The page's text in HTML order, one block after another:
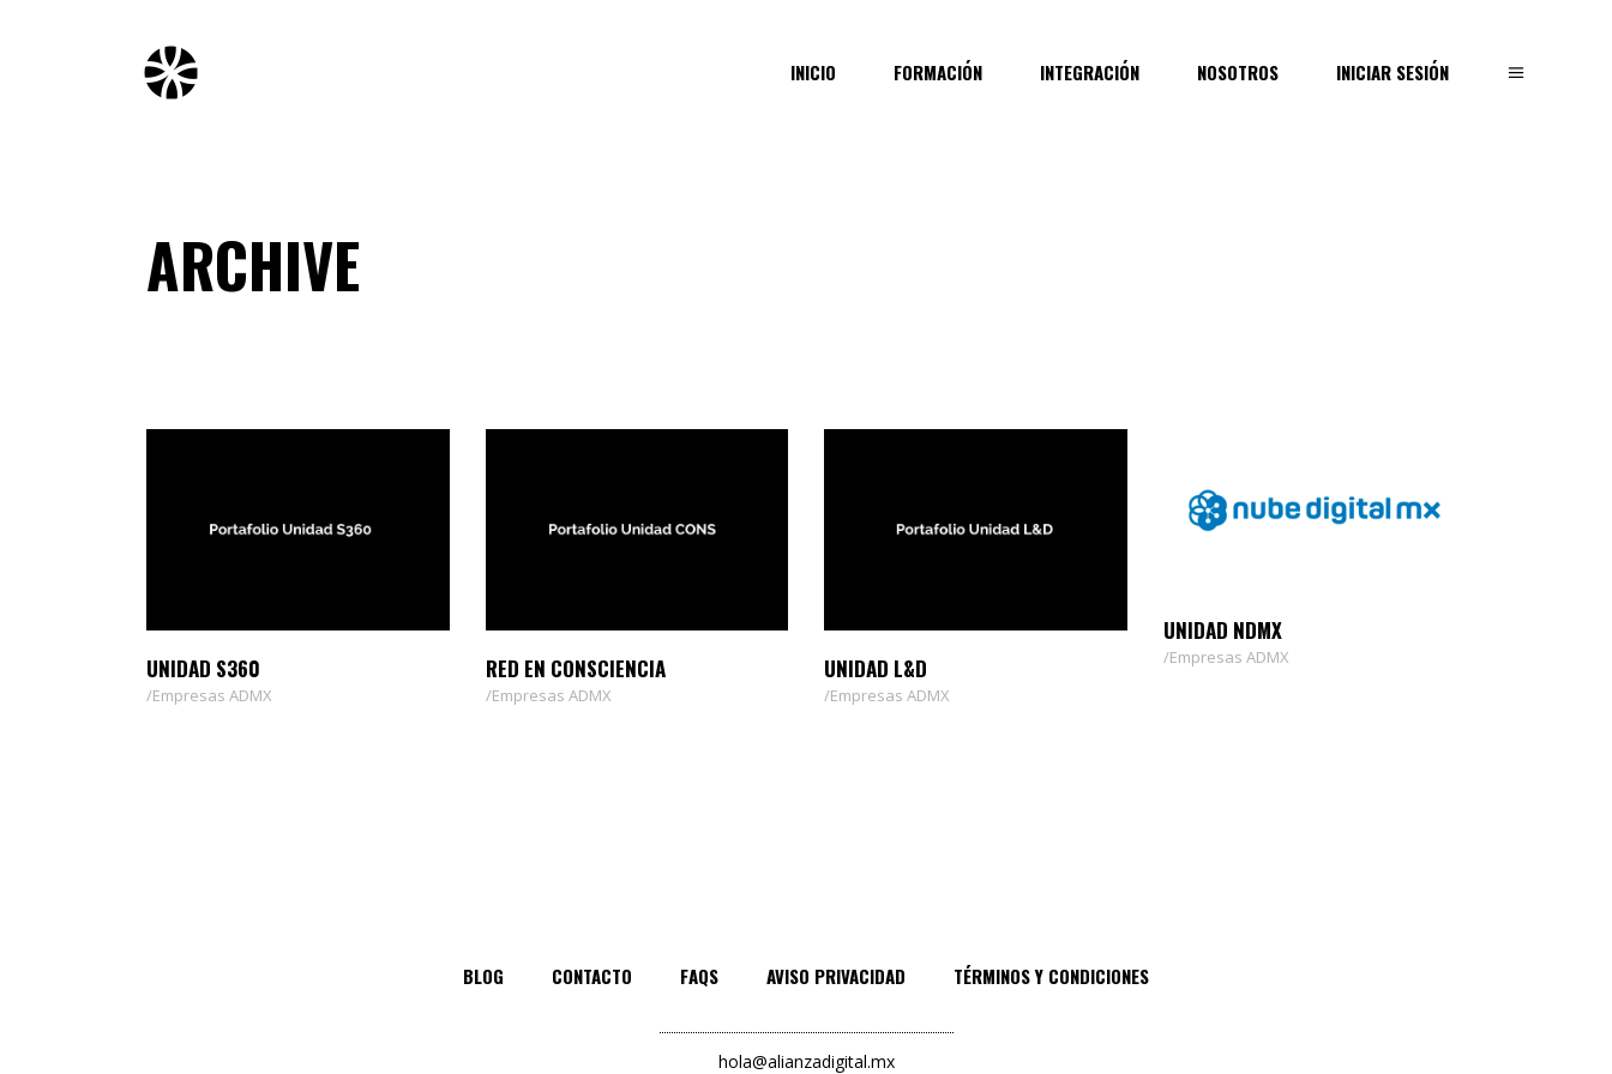
INICIO FORMACIÓN INTEGRACIÓN NOSOTROS INICIAR SESIÓN
ARCHIVE
UNIDAD S360
Empresas ADMX
RED EN CONSCIENCIA
Empresas ADMX
UNIDAD L&D
Empresas ADMX
UNIDAD NDMX
Empresas ADMX
BLOG CONTACTO FAQS AVISO PRIVACIDAD TÉRMINOS Y CONDICIONES
hola@alianzadigital.mx